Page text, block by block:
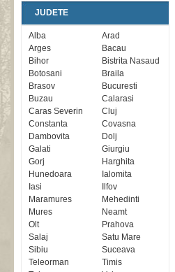
JUDETE
Alba
Arad
Arges
Bacau
Bihor
Bistrita Nasaud
Botosani
Braila
Brasov
Bucuresti
Buzau
Calarasi
Caras Severin
Cluj
Constanta
Covasna
Dambovita
Dolj
Galati
Giurgiu
Gorj
Harghita
Hunedoara
Ialomita
Iasi
Ilfov
Maramures
Mehedinti
Mures
Neamt
Olt
Prahova
Salaj
Satu Mare
Sibiu
Suceava
Teleorman
Timis